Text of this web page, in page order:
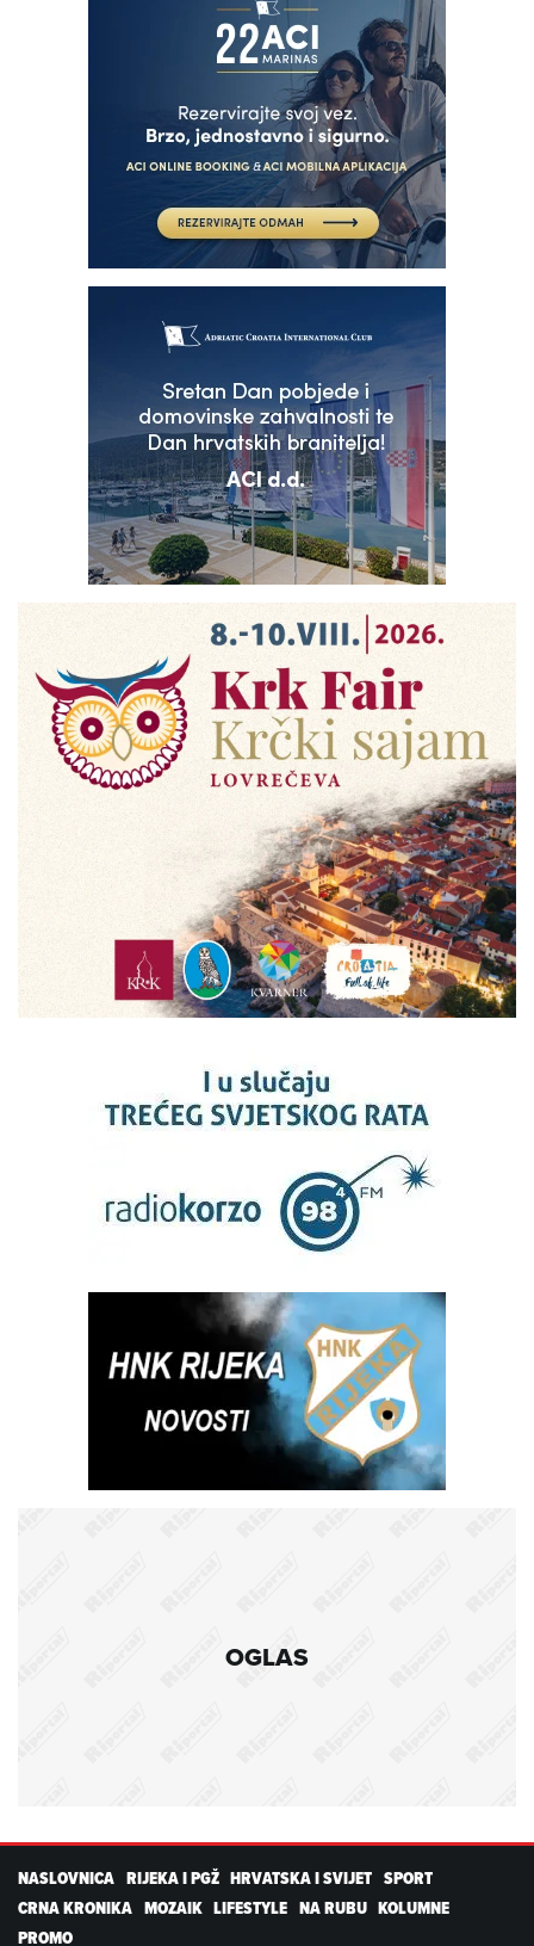
OGLAS
NASLOVNICA RIJEKA I PGŽ HRVATSKA I SVIJET SPORT
CRNA KRONIKA MOZAIK LIFESTYLE NA RUBU KOLUMNE
PROMO